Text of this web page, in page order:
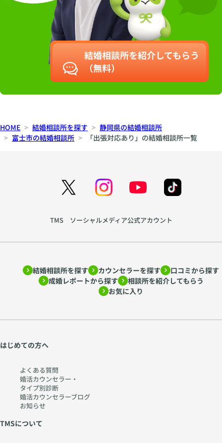
結婚相談所を紹介してもらう
（無料）
HOME 結婚相談所を探す
静岡県の結婚相談所
富士市の結婚相談所
「出張対応あり」の結婚相談所一覧
TMS ソーシャルメディア公式アカウント
結婚相談所を探す カウンセラーを探す
口コミから探す
成婚レポートから探す
相談所を紹介してもらう
お気に入り
はじめての方へ
よくある質問
婚活カウンセラー・
タイプ別診断
婚活カウンセラーブログ
お知らせ
TMSについて